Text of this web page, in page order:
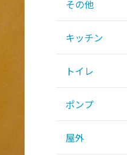
その他
キッチン
トイレ
ポンプ
屋外